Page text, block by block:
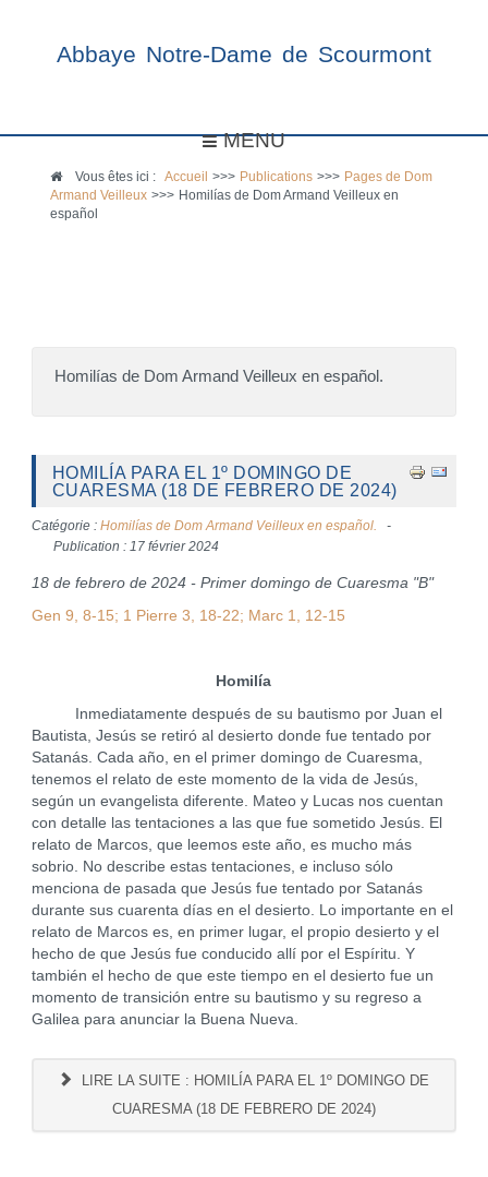
Abbaye Notre-Dame de Scourmont
MENU
Vous êtes ici :Accueil >>> Publications >>> Pages de Dom
Armand Veilleux >>> Homilías de Dom Armand Veilleux en
español
Homilías de Dom Armand Veilleux en español.
HOMILÍA PARA EL 1º DOMINGO DE
CUARESMA (18 DE FEBRERO DE 2024)
Catégorie : Homilías de Dom Armand Veilleux en español.
Publication : 17 février 2024
18 de febrero de 2024 - Primer domingo de Cuaresma "B"
Gen 9, 8-15; 1 Pierre 3, 18-22; Marc 1, 12-15
Homilía
Inmediatamente después de su bautismo por Juan el
Bautista, Jesús se retiró al desierto donde fue tentado por
Satanás. Cada año, en el primer domingo de Cuaresma,
tenemos el relato de este momento de la vida de Jesús,
según un evangelista diferente. Mateo y Lucas nos cuentan
con detalle las tentaciones a las que fue sometido Jesús. El
relato de Marcos, que leemos este año, es mucho más
sobrio. No describe estas tentaciones, e incluso sólo
menciona de pasada que Jesús fue tentado por Satanás
durante sus cuarenta días en el desierto. Lo importante en el
relato de Marcos es, en primer lugar, el propio desierto y el
hecho de que Jesús fue conducido allí por el Espíritu. Y
también el hecho de que este tiempo en el desierto fue un
momento de transición entre su bautismo y su regreso a
Galilea para anunciar la Buena Nueva.
LIRE LA SUITE : HOMILÍA PARA EL 1º DOMINGO DE
CUARESMA (18 DE FEBRERO DE 2024)